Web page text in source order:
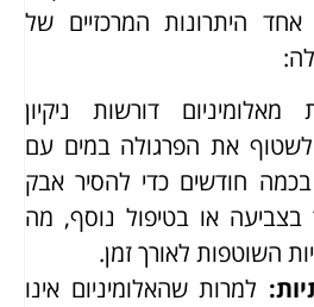
אחד היתרונות המרכזיים של
מאלומיניום דורשות ניקיון
לשטוף את הפרגולה במים עם
חודשים כדי להסיר אבק
בצביעה או בטיפול נוסף, מה
השוטפות לאורך זמן.
: למרות שהאלומיניום אינו